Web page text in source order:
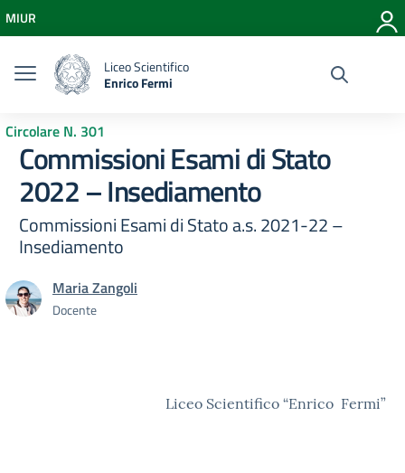
Vai al menu di navigazione
Vai al footer
MIUR
Liceo Scientifico
Enrico Fermi
Circolare N. 301
Commissioni Esami di Stato
2022 – Insediamento
Commissioni Esami di Stato a.s. 2021-22 –
Insediamento
Maria Zangoli
Docente
Liceo Scientifico “Enrico Fermi”